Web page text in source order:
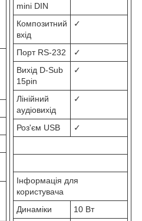
mini DIN
Композитний
вхід
✓
Порт RS-232
✓
Вихід D-Sub
15pin
✓
Лінійний
аудіовихід
✓
Роз'єм USB ✓
Інформація для
користувача
Динаміки
10 Вт